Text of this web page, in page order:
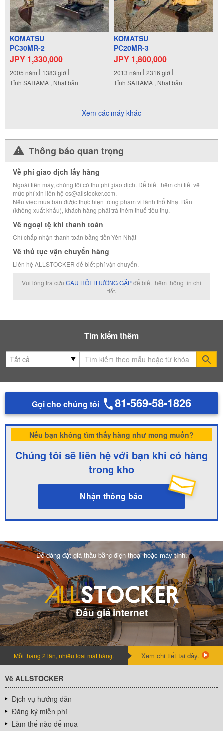
KOMATSU
PC30MR-2
JPY 1,330,000
2005 năm 1383 giờ
Tỉnh SAITAMA , Nhật bản
KOMATSU
PC20MR-3
JPY 1,800,000
2013 năm 2316 giờ
Tỉnh SAITAMA , Nhật bản
Xem các máy khác
Thông báo quan trọng
Về phí giao dịch lấy hàng
Ngoài tiền máy, chúng tôi có thu phí giao dịch. Để biết thêm chi tiết về
mức phí xin liên hệ cs@allstocker.com.
Nếu việc mua bán được thực hiện trong phạm vi lãnh thổ Nhật Bản
(không xuất khẩu), khách hàng phải trả thêm thuế tiêu thụ.
Về ngoại tệ khi thanh toán
Chỉ chấp nhận thanh toán bằng tiền Yên Nhật
Về thủ tục vận chuyển hàng
Liên hệ ALLSTOCKER để biết phí vận chuyển.
Vui lòng tra cứu CÂU HỎI THƯỜNG GẶPđể biết thêm thông tin chi
tiết.
Tìm kiếm thêm
Gọi cho chúng tôi 81-569-58-1826
Nếu bạn không tìm thấy hàng như mong muốn?
Chúng tôi sẽ liên hệ với bạn khi có hàng
trong kho
Nhận thông báo
Dễ dàng đặt giá thầu bằng điện thoại hoặc máy tính.
Đấu giá internet
Mỗi tháng 2 lần, nhiều loai mặt hàng. Xem chi tiết tại đây.
Về ALLSTOCKER
Dịch vụ hướng dẫn
Đăng ký miễn phí
Làm thế nào để mua